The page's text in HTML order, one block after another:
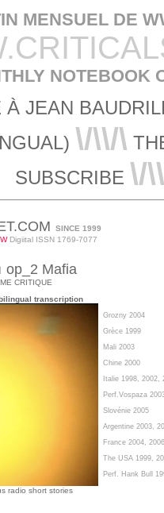
MENSUEL DE
NOTEBOOK
À JEAN
\/\\/\
SUBSCRIBE \/
SINCE 1999
Digiital ISSN 1769-7077
op_2 Mafia
CRITIQUE
transcription
Grozny 2004
Grèce 1999
Mali 2003
Chine 2000
Italie 1998, 2002,
Perf.Vospaza
Slovénie 2005
Argentine 2003,
France 2004, 2006
The USA 1999,
Perf. Hank Bull
radio short stories